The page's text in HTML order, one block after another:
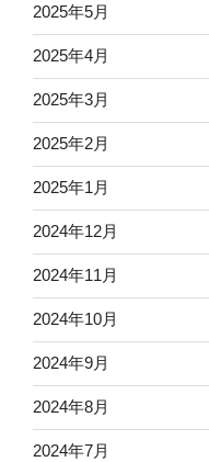
2025年5月
2025年4月
2025年3月
2025年2月
2025年1月
2024年12月
2024年11月
2024年10月
2024年9月
2024年8月
2024年7月